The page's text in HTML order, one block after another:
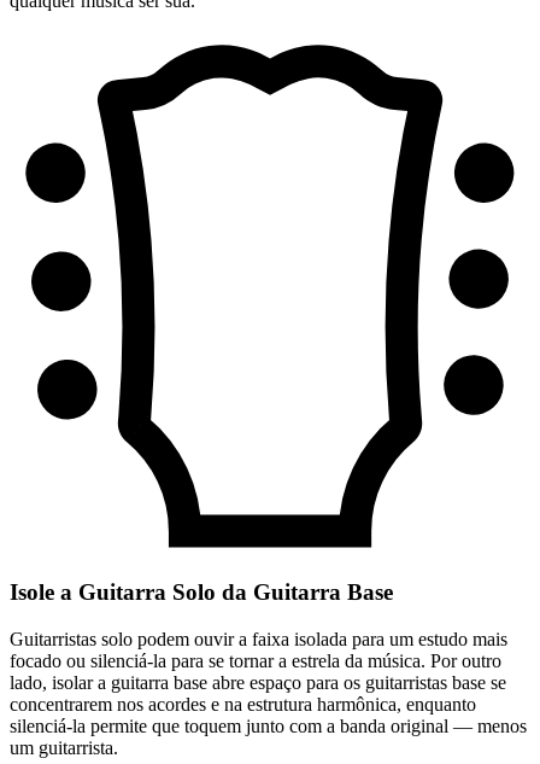
Isole a Guitarra Solo da Guitarra Base
Guitarristas solo podem ouvir a faixa isolada para um estudo mais
focado ou silenciá-la para se tornar a estrela da música. Por outro
lado, isolar a guitarra base abre espaço para os guitarristas base se
concentrarem nos acordes e na estrutura harmônica, enquanto
silenciá-la permite que toquem junto com a banda original — menos
um guitarrista.